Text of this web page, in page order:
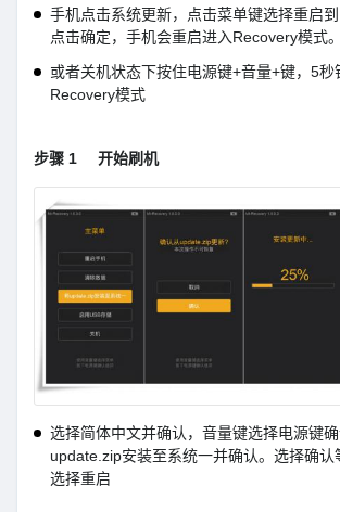
手机点击系统更新，点击菜单键选择重启到
点击确定，手机会重启进入Recovery模式。
或者关机状态下按住电源键+音量+键，5秒
Recovery模式
步骤 1 开始刷机
选择简体中文并确认，音量键选择电源键
update.zip安装至系统一并确认。选择确认
选择重启